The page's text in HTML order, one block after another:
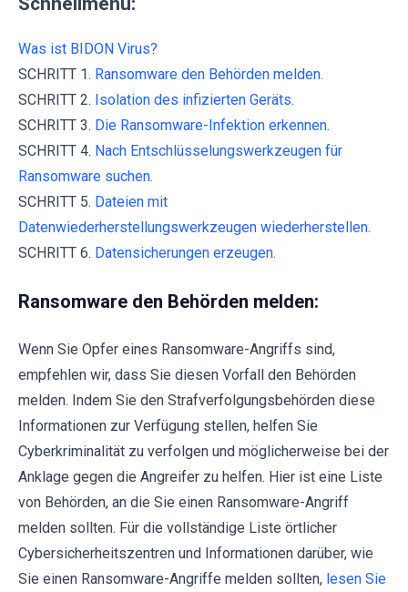
Was ist BIDON Virus?
SCHRITT 1. Ransomware den Behörden melden.
SCHRITT 2. Isolation des infizierten Geräts.
SCHRITT 3. Die Ransomware-Infektion erkennen.
SCHRITT 4. Nach Entschlüsselungswerkzeugen für
Ransomware suchen.
SCHRITT 5. Dateien mit
Datenwiederherstellungswerkzeugen wiederherstellen.
SCHRITT 6. Datensicherungen erzeugen.
Ransomware den Behörden melden:
Wenn Sie Opfer eines Ransomware-Angriffs sind,
empfehlen wir, dass Sie diesen Vorfall den Behörden
melden. Indem Sie den Strafverfolgungsbehörden diese
Informationen zur Verfügung stellen, helfen Sie
Cyberkriminalität zu verfolgen und möglicherweise bei der
Anklage gegen die Angreifer zu helfen. Hier ist eine Liste
von Behörden, an die Sie einen Ransomware-Angriff
melden sollten. Für die vollständige Liste örtlicher
Cybersicherheitszentren und Informationen darüber, wie
Sie einen Ransomware-Angriffe melden sollten, lesen Sie